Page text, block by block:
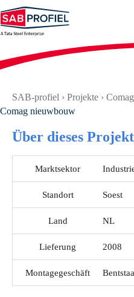
Inhalt
springen
SAB-profiel › Projekte ›
Comag nieuwbouw
Über dieses Projekt
Marktsektor
Standort Soest
Land NL
Lieferung 2008
Montagegeschäft